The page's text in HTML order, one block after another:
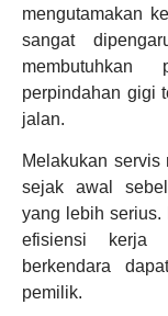
mengutamakan
sangat
perpindahan gigi
jalan.
Melakukan servis
sejak awal
yang lebih serius.
efisiensi kerja
berkendara
pemilik.